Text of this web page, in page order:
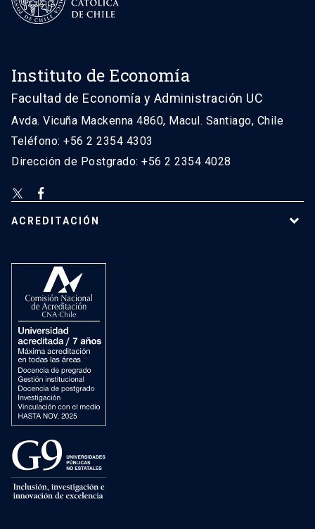
Instituto de Economía
Facultad de Economía y Administración UC
Avda. Vicuña Mackenna 4860, Macul. Santiago, Chile
Teléfono: +56 2 2354 4303
Dirección de Postgrado: +56 2 2354 4028
ACREDITACIÓN